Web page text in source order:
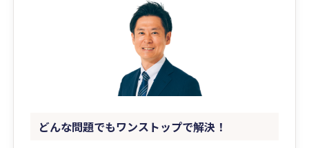
【速やかに財務会計資料を作成】
社内で作成されるExcelデータの利用を推奨、支援
します。エクセル連携により少ない負担で実現し
事業承継環境の整備のために後継者群の指導力を
どんな問題でもワンストップで解決！